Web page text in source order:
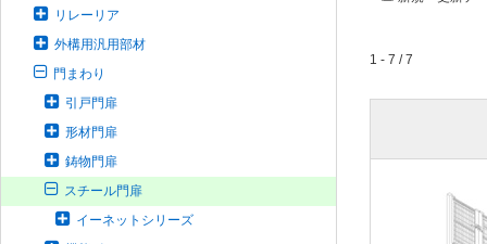
リレーリア
外構用汎用部材
門まわり
引戸門扉
形材門扉
鋳物門扉
スチール門扉
イーネットシリーズ
1 - 7 / 7